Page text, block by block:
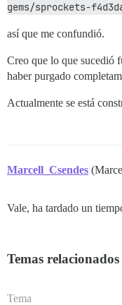
gems/sprockets-
así que me confundió.
Creo que lo que sucedió
haber purgado
Actualmente se está
Marcell_Csendes
Vale, ha tardado un
Temas relacionados
Tema